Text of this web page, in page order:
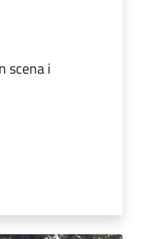
scena i